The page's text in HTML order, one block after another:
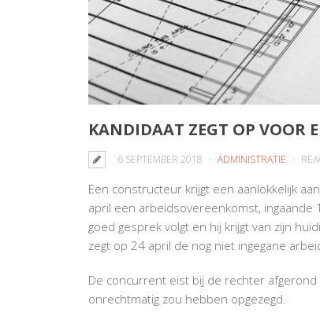
KANDIDAAT ZEGT OP VOOR
6 SEPTEMBER 2018 ADMINISTRATIE
Een constructeur krijgt een aanlokkelijk
april een arbeidsovereenkomst, ingaande
goed gesprek volgt en hij krijgt van zijn
zegt op 24 april de nog niet ingegane
De concurrent eist bij de rechter
onrechtmatig zou hebben opgezegd.